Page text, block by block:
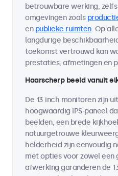
betrouwbare werking,
omgevingen zoals
en publieke ruimten. Op
langdurige
toekomst vertrouwd kan
prestaties, afmetingen en
Haarscherp beeld vanuit
De 13 inch monitoren zijn
hoogwaardig IPS-paneel
beelden, een brede
natuurgetrouwe
helderheid zijn eenvoudig
met opties voor zowel een
afwerking garanderen de